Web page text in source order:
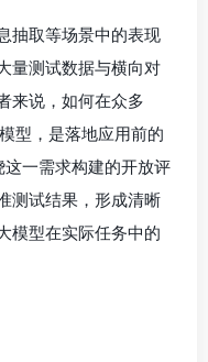
抽取等场景中的表现
量测试数据与横向对
来说，如何在众多
型，是落地应用前的
一需求构建的开放评
测试结果，形成清晰
模型在实际任务中的